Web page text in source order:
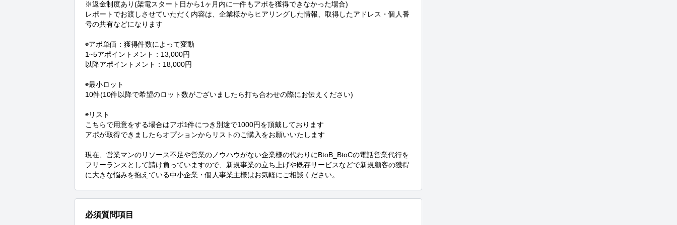
※返金制度あり(架電スタート日から1ヶ月内に一件もアポを獲得できなかった場合)
レポートでお渡しさせていただく内容は、企業様からヒアリングした情報、取得したアドレス・個人番
号の共有などになります
◉アポ単価：獲得件数によって変動
1~5アポイントメント：13,000円
以降アポイントメント：18,000円
◉最小ロット
10件(10件以降で希望のロット数がございましたら打ち合わせの際にお伝えください)
◉リスト
こちらで用意をする場合はアポ1件につき別途で1000円を頂戴しております
アポが取得できましたらオプションからリストのご購入をお願いいたします
現在、営業マンのリソース不足や営業のノウハウがない企業様の代わりにBtoB_BtoCの電話営業代行を
フリーランスとして請け負っていますので、新規事業の立ち上げや既存サービスなどで新規顧客の獲得
に大きな悩みを抱えている中小企業・個人事業主様はお気軽にご相談ください。
必須質問項目